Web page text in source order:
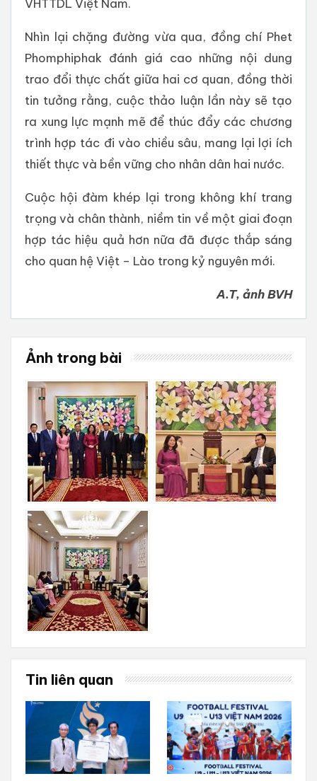
VHTTDL Việt Nam.
Nhìn lại chặng đường vừa qua, đồng chí Phet
Phomphiphak đánh giá cao những nội dung
trao đổi thực chất giữa hai cơ quan, đồng thời
tin tưởng rằng, cuộc thảo luận lần này sẽ tạo
ra xung lực mạnh mẽ để thúc đẩy các chương
trình hợp tác đi vào chiều sâu, mang lại lợi ích
thiết thực và bền vững cho nhân dân hai nước.
Cuộc hội đàm khép lại trong không khí trang
trọng và chân thành, niềm tin về một giai đoạn
hợp tác hiệu quả hơn nữa đã được thắp sáng
cho quan hệ Việt – Lào trong kỷ nguyên mới.
A.T, ảnh BVH
Ảnh trong bài
Tin liên quan